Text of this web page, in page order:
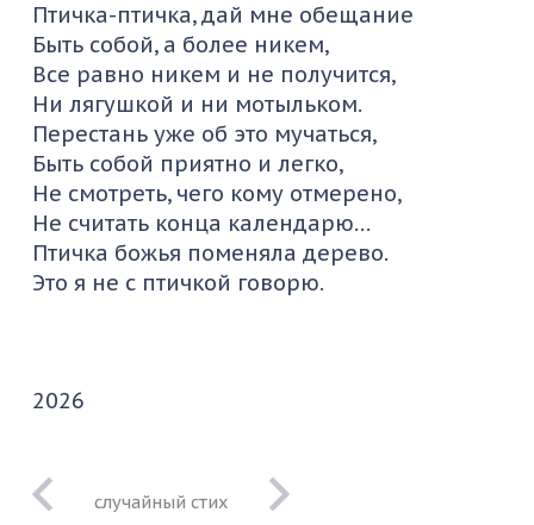
Птичка-птичка, дай мне обещание
Быть собой, а более никем,
Все равно никем и не получится,
Ни лягушкой и ни мотыльком.
Перестань уже об это мучаться,
Быть собой приятно и легко,
Не смотреть, чего кому отмерено,
Не считать конца календарю…
Птичка божья поменяла дерево.
Это я не с птичкой говорю.
2026